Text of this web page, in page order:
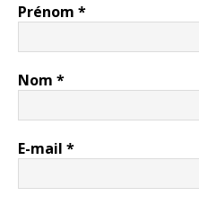
Prénom *
Nom *
E-mail *